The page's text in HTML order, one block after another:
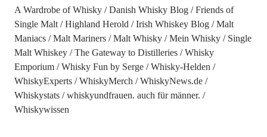
A Wardrobe of Whisky Danish Whisky Blog
Friends of
Single Malt
Highland Herold Irish Whiskey Blog
Malt
Maniacs
Malt Mariners Malt Whisky Mein Whisky
Single
Malt Whiskey
The Gateway to Distilleries
Whisky
Emporium
Whisky Fun by Serge
Whisky-Helden
WhiskyExperts
WhiskyMerch
WhiskyNews.de
Whiskystats
whiskyundfrauen. auch für männer.
Whiskywissen